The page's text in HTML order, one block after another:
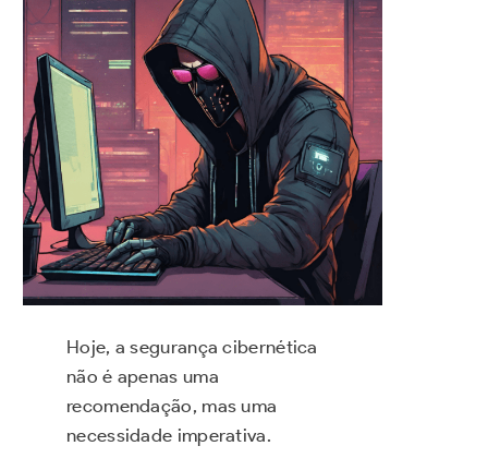
Hoje, a segurança cibernética
não é apenas uma
recomendação, mas uma
necessidade imperativa.